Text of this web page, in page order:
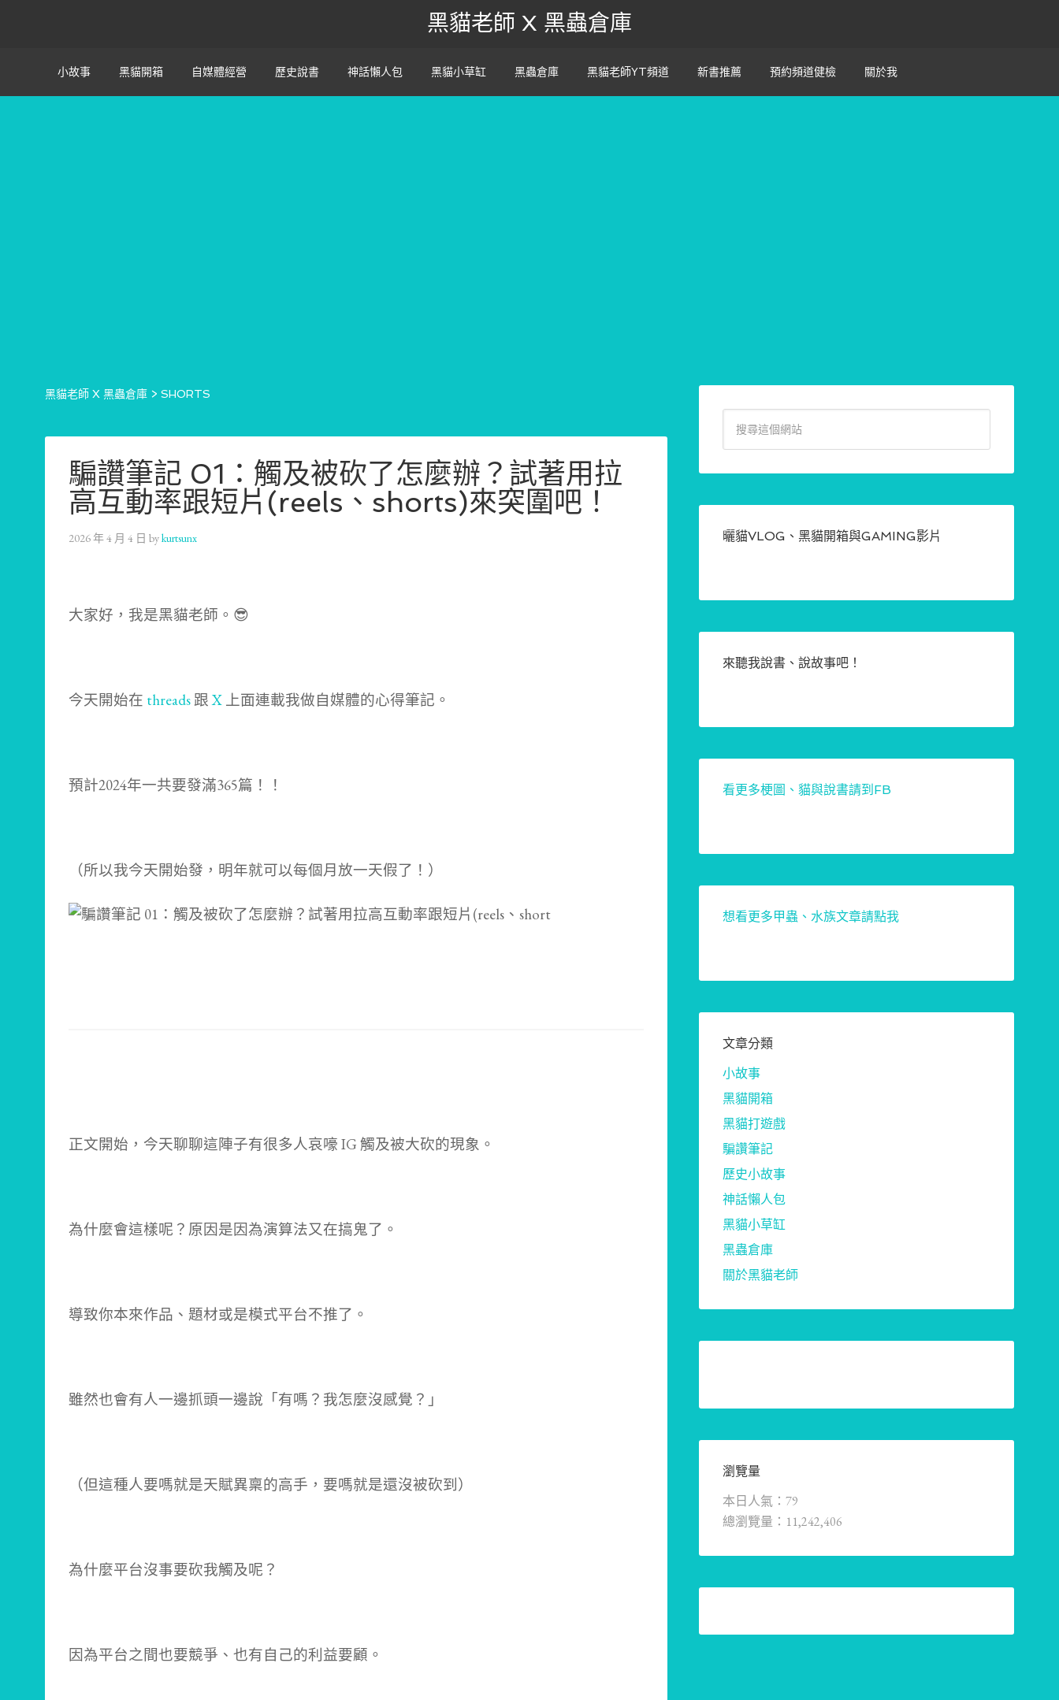
黑貓老師 X 黑蟲倉庫
小故事 黑貓開箱 自媒體經營 歷史說書 神話懶人包 黑貓小草缸 黑蟲倉庫 黑貓老師YT頻道 新書推薦 預約頻道健檢 關於我
黑貓老師 X 黑蟲倉庫 > SHORTS
騙讚筆記 01：觸及被砍了怎麼辦？試著用拉
高互動率跟短片(reels、shorts)來突圍吧！
2026 年 4 月 4 日 bykurtsunx
大家好，我是黑貓老師。😎
今天開始在 threads 跟X 上面連載我做自媒體的心得筆記。
預計2024年一共要發滿365篇！！
（所以我今天開始發，明年就可以每個月放一天假了！）
正文開始，今天聊聊這陣子有很多人哀嚎 IG 觸及被大砍的現象。
為什麼會這樣呢？原因是因為演算法又在搞鬼了。
導致你本來作品、題材或是模式平台不推了。
雖然也會有人一邊抓頭一邊說「有嗎？我怎麼沒感覺？」
（但這種人要嗎就是天賦異稟的高手，要嗎就是還沒被砍到）
為什麼平台沒事要砍我觸及呢？
因為平台之間也要競爭、也有自己的利益要顧。
曬貓VLOG、黑貓開箱與GAMING影片
來聽我說書、說故事吧！
看更多梗圖、貓與說書請到FB
想看更多甲蟲、水族文章請點我
文章分類
小故事
黑貓開箱
黑貓打遊戲
騙讚筆記
歷史小故事
神話懶人包
黑貓小草缸
黑蟲倉庫
關於黑貓老師
瀏覽量
本日人氣：79
總瀏覽量：11,242,406